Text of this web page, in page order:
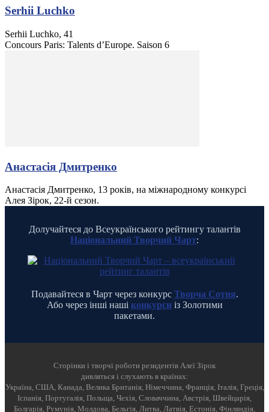
Serhii Luchko
Serhii Luchko, 41
Concours Paris: Talents d’Europe. Saison 6
Анастасія Дмитренко
Анастасія Дмитренко, 13 років, на міжнародному конкурсі
Алея Зірок, 22-й сезон.
Долучайтеся до Всеукраїнського рейтингу талантів
Національний Творчий Чарт:
Подавайтеся в Чарт через конкурс Творча Сотня.
Або через інші наші конкурсиіз Золотими
пакетами.
Cторінки і творчі роботи резидентів Алеї Зірок
дивляться і слухають в країнах:
Україна, США, Канада, Велика Британія, Німеччина, Франція, Італія, Греція,
Іспанія, Португалія, Польща, Чехія, Словаччина, Австрія, Швейцарія,
Болгарія, Румунія, Молдова, Бельгія, Литва, Латвія, Естонія, Фінляндія,